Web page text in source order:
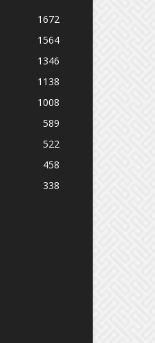
1672
1564
1346
1138
1008
589
522
458
338